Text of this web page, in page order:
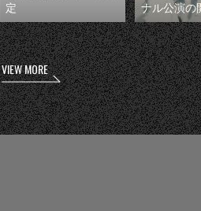
定
ナル公演の
VIEW MORE